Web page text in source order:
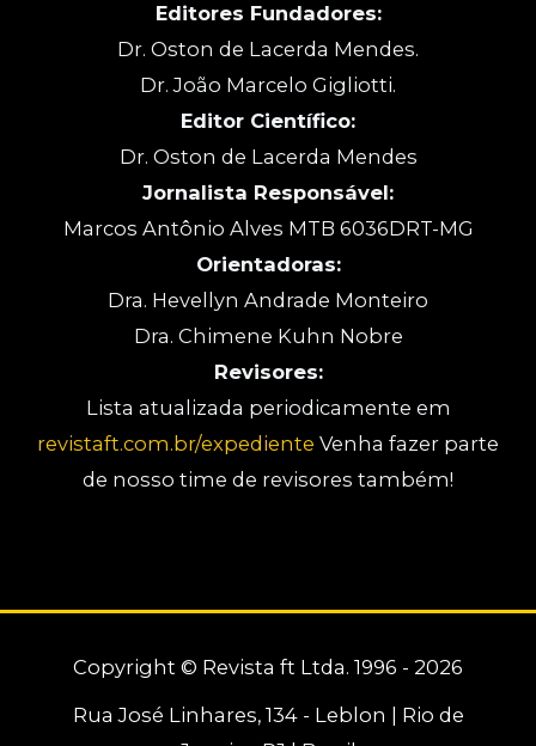
Editores Fundadores:
Dr. Oston de Lacerda Mendes.
Dr. João Marcelo Gigliotti.
Editor Científico:
Dr. Oston de Lacerda Mendes
Jornalista Responsável:
Marcos Antônio Alves MTB 6036DRT-MG
Orientadoras:
Dra. Hevellyn Andrade Monteiro
Dra. Chimene Kuhn Nobre
Revisores:
Lista atualizada periodicamente em
revistaft.com.br/expediente Venha fazer parte
de nosso time de revisores também!
Copyright © Revista ft Ltda. 1996 - 2026
Rua José Linhares, 134 - Leblon | Rio de